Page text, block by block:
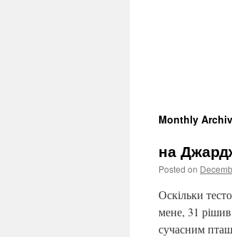
Monthly
на
Posted on
Оскільки
мене, 31
сучасним